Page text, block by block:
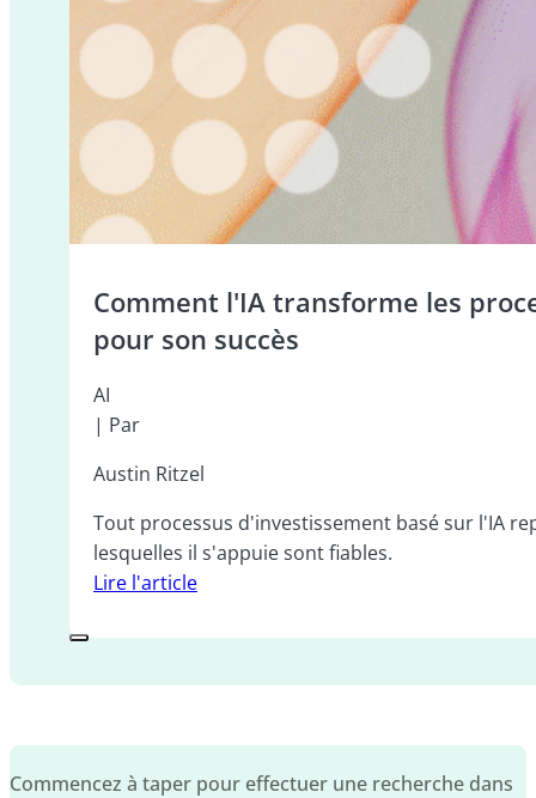
Comment l'IA transforme les
pour son succès
AI
| Par
Austin Ritzel
Tout processus d'investissement basé sur l'IA
lesquelles il s'appuie sont fiables.
Lire l'article
Commencez à taper pour effectuer une recherche dans